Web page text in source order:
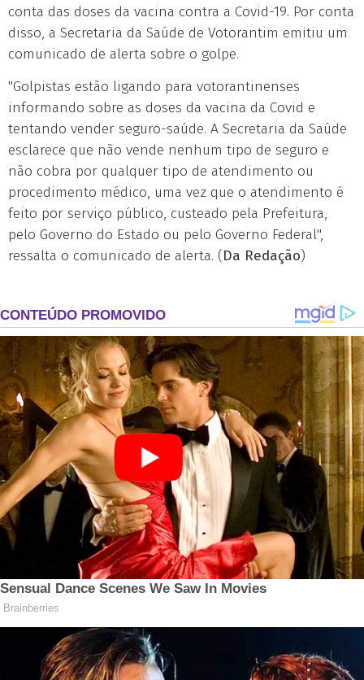
conta das doses da vacina contra a Covid-19. Por conta
disso, a Secretaria da Saúde de Votorantim emitiu um
comunicado de alerta sobre o golpe.
"Golpistas estão ligando para votorantinenses
informando sobre as doses da vacina da Covid e
tentando vender seguro-saúde. A Secretaria da Saúde
esclarece que não vende nenhum tipo de seguro e
não cobra por qualquer tipo de atendimento ou
procedimento médico, uma vez que o atendimento é
feito por serviço público, custeado pela Prefeitura,
pelo Governo do Estado ou pelo Governo Federal",
ressalta o comunicado de alerta. (Da Redação)